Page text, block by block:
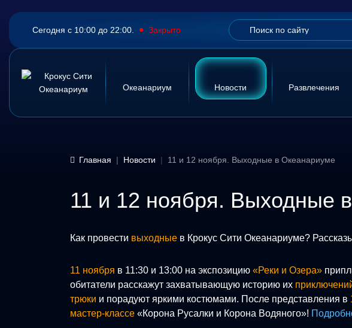
Сегодня с 10:00 до 22:00. Закрыто
Океанариум Новости Развлечения
Главная Новости 11 и 12 ноября. Выходные в Океанариуме
11 и 12 ноября. Выходные
Как провести выходные в Крокус Сити Океанариуме?
11 ноября в 11:30 и 13:00 на экспозицию «Реки и Озера»
обитатели расскажут захватывающую историю их
трюки и порадуют яркими костюмами. После представления в
мастер-классе «Корона Русалки и Корона Водяного»!